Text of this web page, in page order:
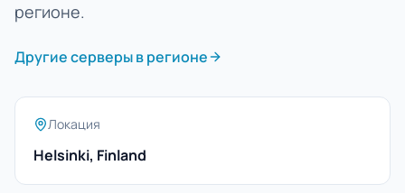
регионе.
Другие серверы в регионе
Локация
Helsinki, Finland